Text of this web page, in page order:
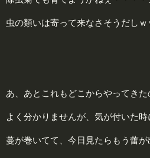
虫の類いは寄って来なさそうだしｗ
あ、あとこれもどこからやってきた
よく分かりませんが、気が付いた
蔓が巻いてて、今日見たらもう蕾が